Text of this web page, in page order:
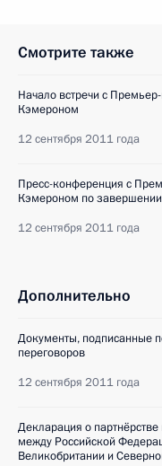
Смотрите также
Начало встречи с
Кэмероном
12 сентября 2011 года
Пресс-конференция с
Кэмероном по завершении
12 сентября 2011 года
Дополнительно
Документы, подписанные
переговоров
12 сентября 2011 года
Декларация о
между Российской
Великобритании и